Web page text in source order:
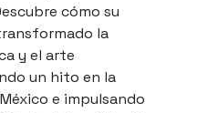
cómo su
la
y el arte
un hito en la
e impulsando